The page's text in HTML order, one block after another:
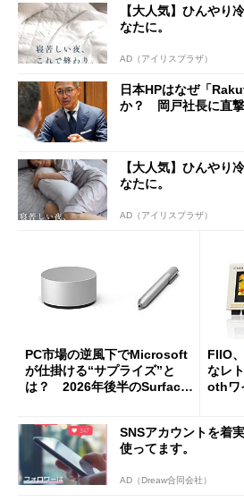
【大人気】ひんやり
なたに。
AD（アイリスプラザ）
日本HPはなぜ「
か？ 岡戸社長に直撃
【大人気】ひんやり
なたに。
AD（アイリスプラザ）
PC市場の逆風下でMicrosoft
が仕掛ける“サプライズ”と
は？ 2026年後半のSurface
FIIO
なレ
othワ
SNSアカウントを着
使ってます。
AD（Dreaw合同会社）